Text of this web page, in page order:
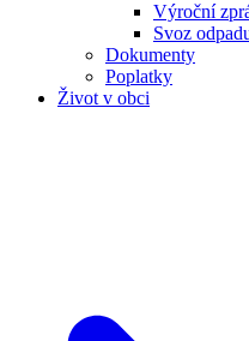
Výroční
Svoz
Dokumenty
Poplatky
Život v obci